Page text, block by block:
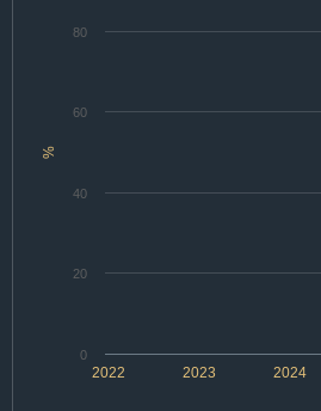
%
2022 2024
2023
0
20
40
60
80